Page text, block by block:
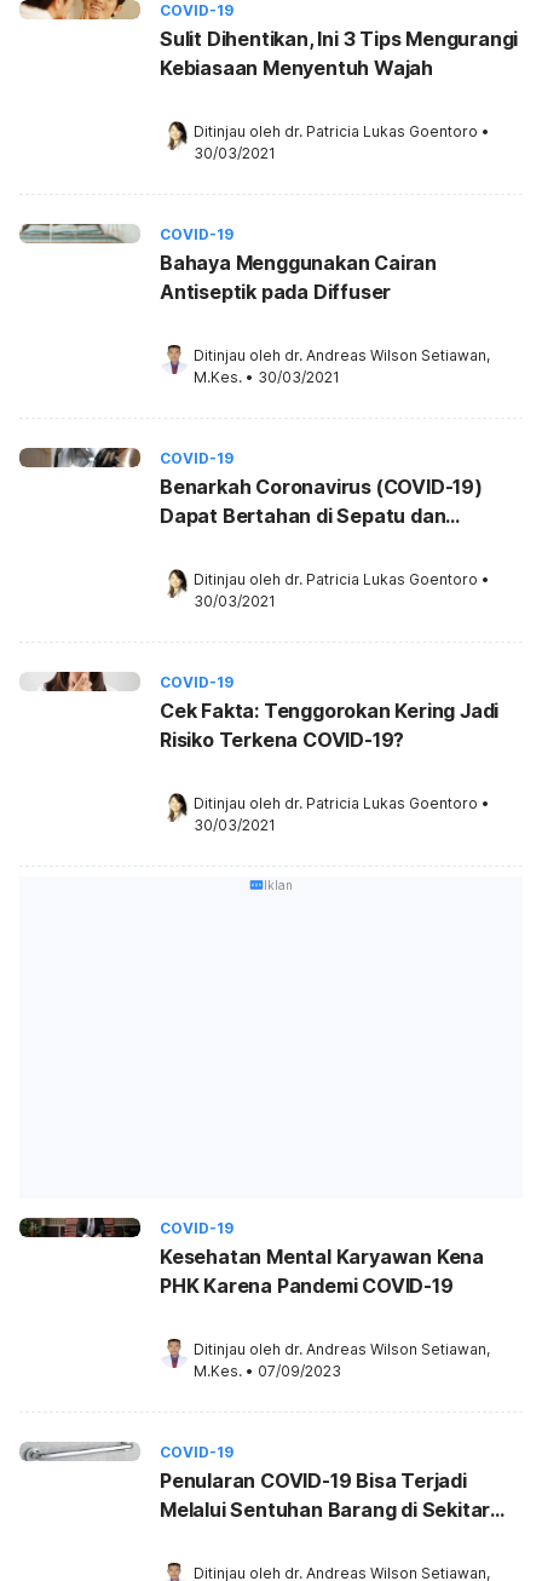
COVID-19
Sulit Dihentikan, Ini 3 Tips Mengurangi
Kebiasaan Menyentuh Wajah
Ditinjau oleh dr. Patricia Lukas Goentoro •
30/03/2021
COVID-19
Bahaya Menggunakan Cairan
Antiseptik pada Diffuser
Ditinjau oleh dr. Andreas Wilson Setiawan,
M.Kes. • 30/03/2021
COVID-19
Benarkah Coronavirus (COVID-19)
Dapat Bertahan di Sepatu dan
Ditinjau oleh dr. Patricia Lukas Goentoro •
30/03/2021
COVID-19
Cek Fakta: Tenggorokan Kering Jadi
Risiko Terkena COVID-19?
Ditinjau oleh dr. Patricia Lukas Goentoro •
30/03/2021
Iklan
COVID-19
Kesehatan Mental Karyawan Kena
PHK Karena Pandemi COVID-19
Ditinjau oleh dr. Andreas Wilson Setiawan,
M.Kes. • 07/09/2023
COVID-19
Penularan COVID-19 Bisa Terjadi
Melalui Sentuhan Barang di Sekitar
Ditinjau oleh dr. Andreas Wilson Setiawan,